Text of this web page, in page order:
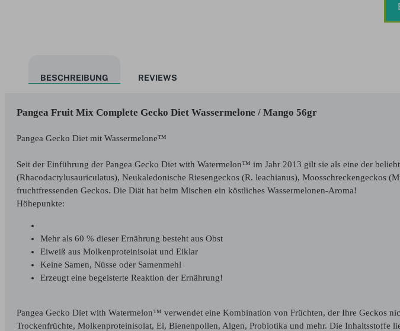
BESCHREIBUNG REVIEWS
Pangea Fruit Mix Complete Gecko Diet Wassermelone / Mango 56gr
Pangea Gecko Diet mit Wassermelone™
Seit der Einführung der Pangea Gecko Diet with Watermelon™ im Jahr 2013 gilt sie als eine der
(Rhacodactylusauriculatus), Neukaledonische Riesengeckos (R. leachianus), Moosschreckengeckos
fruchtfressenden Geckos. Die Diät hat beim Mischen ein köstliches Wassermelonen-Aroma!
Höhepunkte:
Mehr als 60 % dieser Ernährung besteht aus Obst
Eiweiß aus Molkenproteinisolat und Eiklar
Keine Samen, Nüsse oder Samenmehl
Erzeugt eine begeisterte Reaktion der Ernährung!
Pangea Gecko Diet with Watermelon™ verwendet eine Kombination von Früchten, der Ihre Geckos
Trockenfrüchte, Molkenproteinisolat, Ei, Bienenpollen, Algen, Probiotika und mehr. Die Inhaltsstoffe